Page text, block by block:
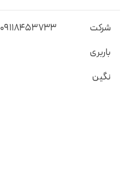
شرکت
باربری
نگین
09118453733